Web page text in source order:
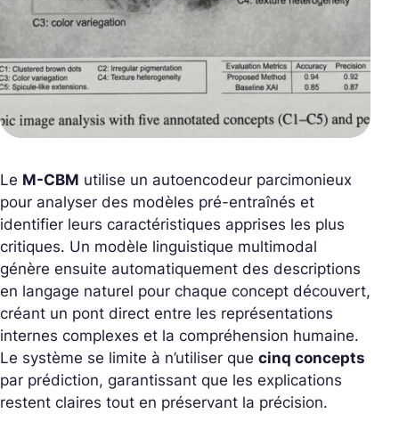
Le M-CBM utilise un autoencodeur parcimonieux
pour analyser des modèles pré-entraînés et
identifier leurs caractéristiques apprises les plus
critiques. Un modèle linguistique multimodal
génère ensuite automatiquement des descriptions
en langage naturel pour chaque concept découvert,
créant un pont direct entre les représentations
internes complexes et la compréhension humaine.
Le système se limite à n’utiliser que cinq concepts
par prédiction, garantissant que les explications
restent claires tout en préservant la précision.